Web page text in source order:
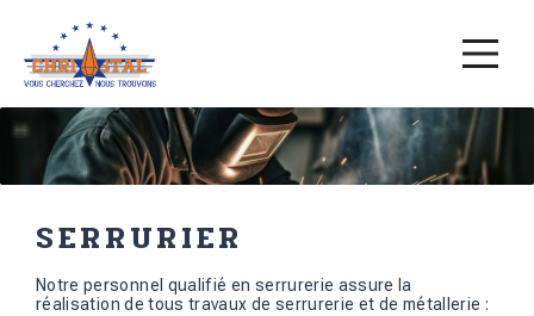
SERRURIER
Notre personnel qualifié en serrurerie assure la
réalisation de tous travaux de serrurerie et de métallerie :